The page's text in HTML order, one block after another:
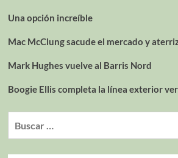
Una opción increíble
Mac McClung sacude el mercado y
Mark Hughes vuelve al Barris Nord
Boogie Ellis completa la línea exterior